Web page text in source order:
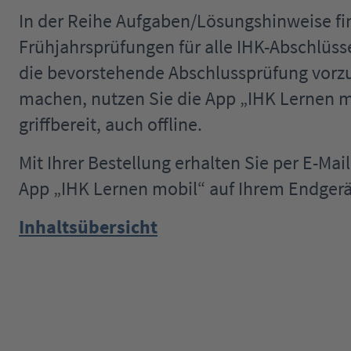
In der Reihe Aufgaben/Lösungshinweise
Frühjahrsprüfungen für alle IHK-
die bevorstehende Abschlussprüfung
machen, nutzen Sie die App „IHK
griffbereit, auch offline.
Mit Ihrer Bestellung erhalten Sie per E-
App „IHK Lernen mobil“ auf Ihrem
Inhaltsübersicht